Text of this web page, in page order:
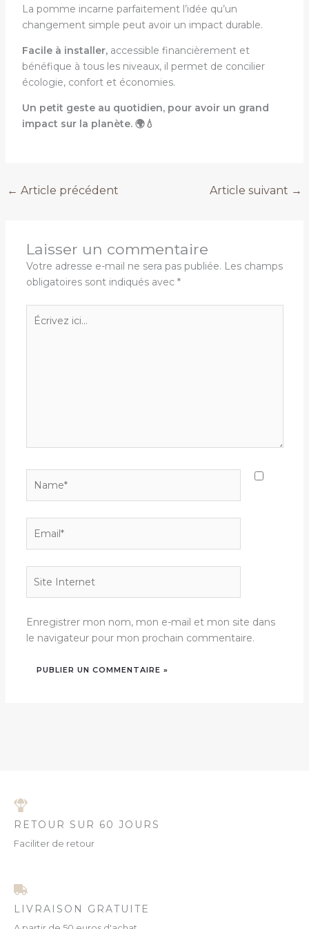
La pomme incarne parfaitement l’idée qu’un
changement simple peut avoir un impact durable.
Facile à installer, accessible financièrement et
bénéfique à tous les niveaux, il permet de concilier
écologie, confort et économies.
Un petit geste au quotidien, pour avoir un grand
impact sur la planète. 🌍💧
← Article précédent Article suivant →
Laisser un commentaire
Votre adresse e-mail ne sera pas publiée. Les champs
obligatoires sont indiqués avec *
Écrivez
ici…
Internet
Enregistrer mon nom, mon e-mail et mon site dans
le navigateur pour mon prochain commentaire.
RETOUR SUR 60 JOURS
Faciliter de retour
LIVRAISON GRATUITE